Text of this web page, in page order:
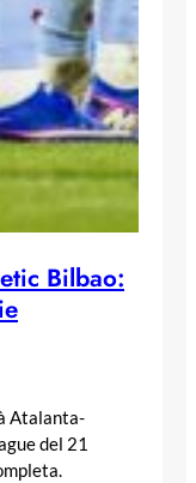
Bilbao:
Atalanta-
del 21